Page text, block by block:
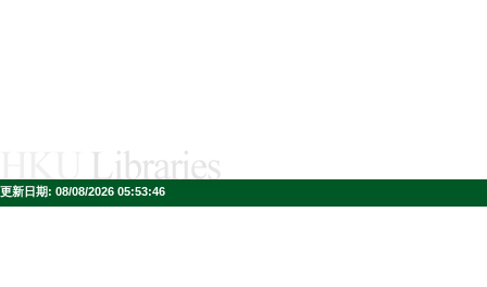
更新日期: 08/08/2026 05:53:46